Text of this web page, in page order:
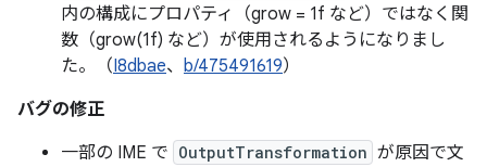
内の構成にプロパティ（grow = 1f など）ではなく関
数（grow(1f) など）が使用されるようになりまし
た。（I8dbae、 b/475491619）
バグの修正
一部の IME で OutputTransformation が原因で文